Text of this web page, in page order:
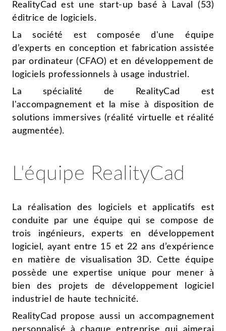
RealityCad est une start-up basé à Laval (53)
éditrice de logiciels.
La société est composée d'une équipe
d’experts en conception et fabrication assistée
par ordinateur (CFAO) et en développement de
logiciels professionnels à usage industriel.
La spécialité de RealityCad est
l'accompagnement et la mise à disposition de
solutions immersives (réalité virtuelle et réalité
augmentée).
L'équipe RealityCad
La réalisation des logiciels et applicatifs est
conduite par une équipe qui se compose de
trois ingénieurs, experts en développement
logiciel, ayant entre 15 et 22 ans d’expérience
en matière de visualisation 3D. Cette équipe
possède une expertise unique pour mener à
bien des projets de développement logiciel
industriel de haute technicité.
RealityCad propose aussi un accompagnement